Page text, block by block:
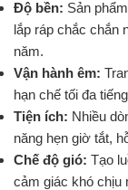
Độ bền: Sản
lắp ráp chắc chắn
năm.
Vận hành êm:
hạn chế tối đa
Tiện ích: Nhiều
năng hẹn giờ tắt,
Chế độ gió: Tạo
cảm giác khó chịu